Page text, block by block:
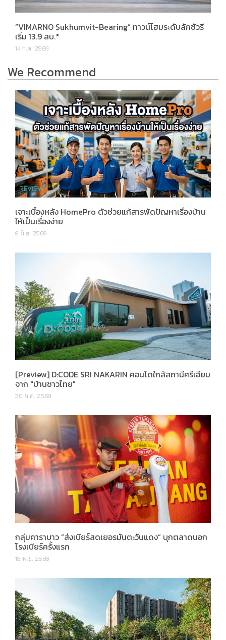
“VIMARNO Sukhumvit-Bearing” ทาวน์โฮมระดับลักชัวรี
เริ่ม 13.9 ลบ.*
14 ก.ค. 2569
We Recommend
เจาะเบื้องหลัง HomePro ตัวช่วยแก้สารพัดปัญหาเรื่องบ้าน
ให้เป็นเรื่องง่าย
9 มิ.ย. 2569
[Preview] D:CODE SRI NAKARIN คอนโดใกล้สถานีศรีเอี่ยม
จาก "บ้านชาวไทย"
30 ม.ค. 2569
กลุ่มคาราบาว “ส่งเบียร์สดเยอรมันตะวันแดง” บุกตลาดนอก
โรงเบียร์ครั้งแรก
13 พ.ย. 2568